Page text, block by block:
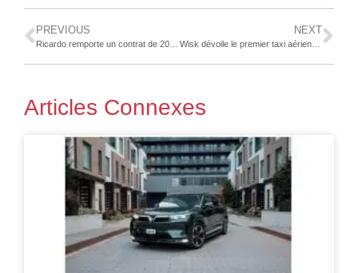
PREVIOUS NEXT
Wisk dévoile le premier taxi aérien au monde à vol autonome, quatre places, entièrement électrique et à décollage et atterrissage verticaux
Articles Connexes